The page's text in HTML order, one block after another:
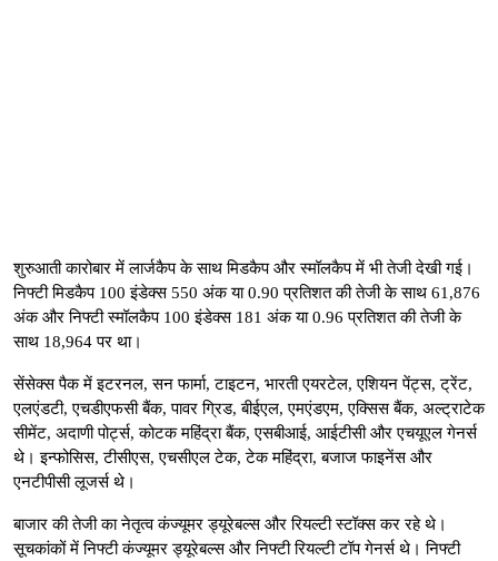
शुरुआती कारोबार में लार्जकैप के साथ मिडकैप और स्मॉलकैप में भी तेजी देखी गई।
निफ्टी मिडकैप 100 इंडेक्स 550 अंक या 0.90 प्रतिशत की तेजी के साथ 61,876
अंक और निफ्टी स्मॉलकैप 100 इंडेक्स 181 अंक या 0.96 प्रतिशत की तेजी के
साथ 18,964 पर था।
सेंसेक्स पैक में इटरनल, सन फार्मा, टाइटन, भारती एयरटेल, एशियन पेंट्स, ट्रेंट,
एलएंडटी, एचडीएफसी बैंक, पावर ग्रिड, बीईएल, एमएंडएम, एक्सिस बैंक, अल्ट्राटेक
सीमेंट, अदाणी पोर्ट्स, कोटक महिंद्रा बैंक, एसबीआई, आईटीसी और एचयूएल गेनर्स
थे। इन्फोसिस, टीसीएस, एचसीएल टेक, टेक महिंद्रा, बजाज फाइनेंस और
एनटीपीसी लूजर्स थे।
बाजार की तेजी का नेतृत्व कंज्यूमर ड्यूरेबल्स और रियल्टी स्टॉक्स कर रहे थे।
सूचकांकों में निफ्टी कंज्यूमर ड्यूरेबल्स और निफ्टी रियल्टी टॉप गेनर्स थे। निफ्टी